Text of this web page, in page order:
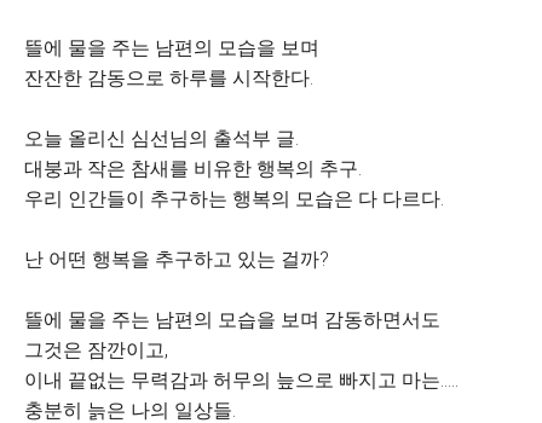
뜰에 물을 주는 남편의 모습을 보며
잔잔한 감동으로 하루를 시작한다.
오늘 올리신 심선님의 출석부 글.
대붕과 작은 참새를 비유한 행복의 추구.
우리 인간들이 추구하는 행복의 모습은 다 다르다.
난 어떤 행복을 추구하고 있는 걸까?
뜰에 물을 주는 남편의 모습을 보며 감동하면서도
그것은 잠깐이고,
이내 끝없는 무력감과 허무의 늪으로 빠지고 마는.....
충분히 늙은 나의 일상들.